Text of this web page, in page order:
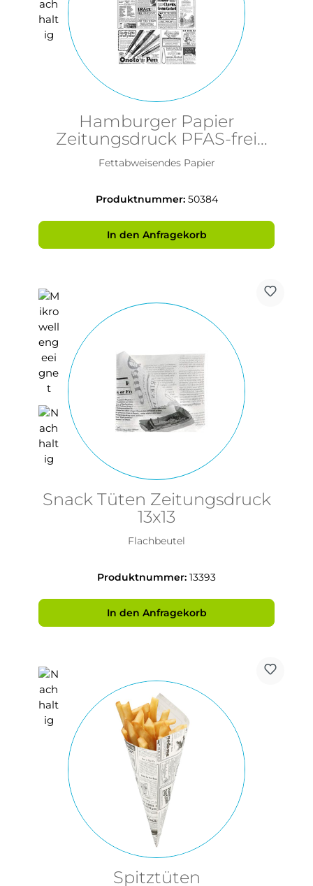
Hamburger Papier
Zeitungsdruck PFAS-frei
28x34cm
Fettabweisendes Papier
Produktnummer: 50384
In den Anfragekorb
Snack Tüten Zeitungsdruck
13x13
Flachbeutel
Produktnummer: 13393
In den Anfragekorb
Spitztüten